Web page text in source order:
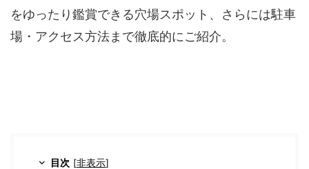
をゆったり鑑賞できる穴場スポット、さらには駐車
場・アクセス方法まで徹底的にご紹介。
目次 [非表示]